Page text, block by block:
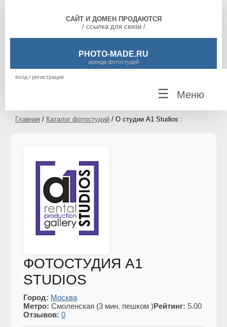
САЙТ И ДОМЕН ПРОДАЮТСЯ
/ ссылка для связи /
PHOTO-MADE.RU
аренда фотостудий
вход / регистрация
☰ Меню
Главная / Каталог фотостудий / О студии A1 Studios :
ФОТОСТУДИЯ A1
STUDIOS
Город: Москва
Метро: Смоленская (3 мин. пешком )Рейтинг: 5.00
Отзывов: 0